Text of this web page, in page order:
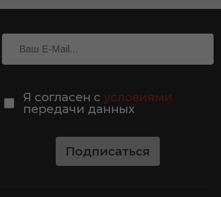
Я согласен сусловиями
передачи данных
Подписаться